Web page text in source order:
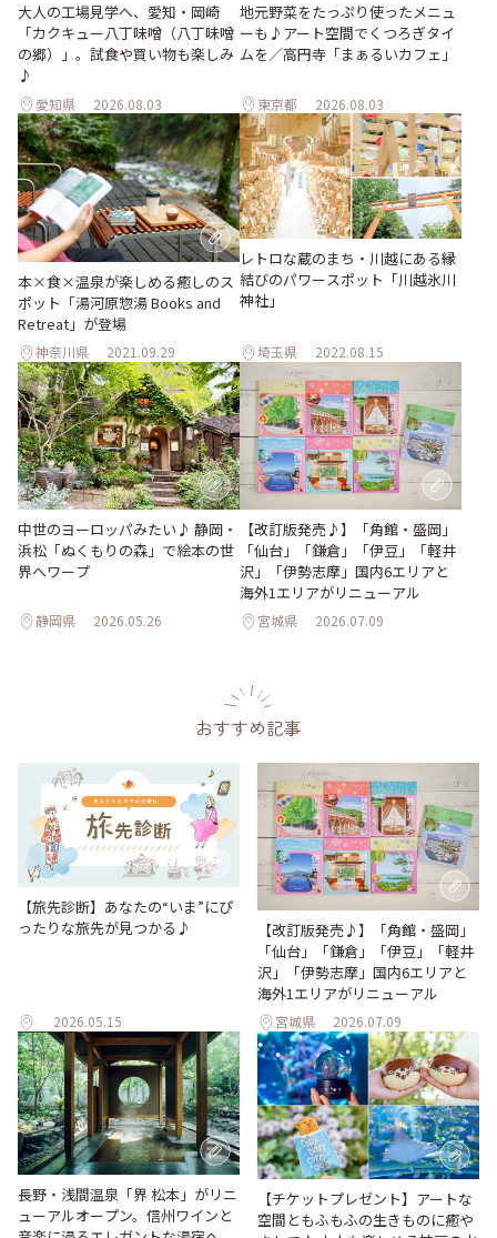
大人の工場見学へ、愛知・岡崎
「カクキュー八丁味噌（八丁味噌
の郷）」。試食や買い物も楽しみ
♪
愛知県 2026.08.03
地元野菜をたっぷり使ったメニュ
ーも♪アート空間でくつろぎタイ
ムを／高円寺「まぁるいカフェ」
東京都 2026.08.03
本×食×温泉が楽しめる癒しのス
ポット「湯河原惣湯 Books and
Retreat」が登場
神奈川県 2021.09.29
レトロな蔵のまち・川越にある縁
結びのパワースポット「川越氷川
神社」
埼玉県 2022.08.15
中世のヨーロッパみたい♪ 静岡・
浜松「ぬくもりの森」で絵本の世
界へワープ
静岡県 2026.05.26
【改訂版発売♪】「角館・盛岡」
「仙台」「鎌倉」「伊豆」「軽井
沢」「伊勢志摩」国内6エリアと
海外1エリアがリニューアル
宮城県 2026.07.09
おすすめ記事
【旅先診断】あなたの“いま”にぴ
ったりな旅先が見つかる♪
2026.05.15
【改訂版発売♪】「角館・盛岡」
「仙台」「鎌倉」「伊豆」「軽井
沢」「伊勢志摩」国内6エリアと
海外1エリアがリニューアル
宮城県 2026.07.09
長野・浅間温泉「界 松本」がリニ
ューアルオープン。信州ワインと
【チケットプレゼント】アートな
空間ともふもふの生きものに癒や